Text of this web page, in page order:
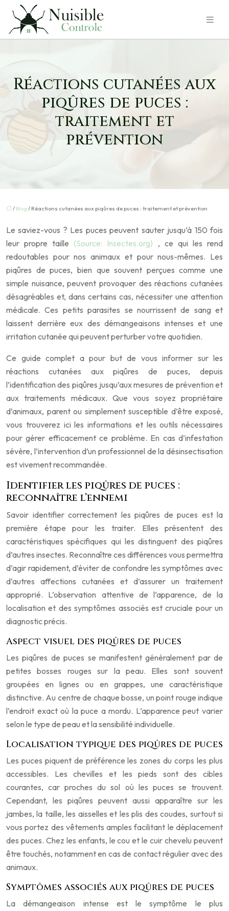
Réactions cutanées aux
piqûres de puces :
traitement et
prévention
/ Blog / Réactions cutanées aux piqûres de puces : traitement et prévention
Le saviez-vous ? Les puces peuvent sauter jusqu’à 150 fois
leur propre taille (Source: Insectes.org) , ce qui les rend
redoutables pour nos animaux et pour nous-mêmes. Les
piqûres de puces, bien que souvent perçues comme une
simple nuisance, peuvent provoquer des réactions cutanées
désagréables et, dans certains cas, nécessiter une attention
médicale. Ces petits parasites se nourrissent de sang et
laissent derrière eux des démangeaisons intenses et une
irritation cutanée qui peuvent perturber votre quotidien.
Ce guide complet a pour but de vous informer sur les
réactions cutanées aux piqûres de puces, depuis
l’identification des piqûres jusqu’aux mesures de prévention et
aux traitements médicaux. Que vous soyez propriétaire
d’animaux, parent ou simplement susceptible d’être exposé,
vous trouverez ici les informations et les outils nécessaires
pour gérer efficacement ce problème. En cas d’infestation
sévère, l’intervention d’un professionnel de la désinsectisation
est vivement recommandée.
Identifier les piqûres de puces :
reconnaître l’ennemi
Savoir identifier correctement les piqûres de puces est la
première étape pour les traiter. Elles présentent des
caractéristiques spécifiques qui les distinguent des piqûres
d’autres insectes. Reconnaître ces différences vous permettra
d’agir rapidement, d’éviter de confondre les symptômes avec
d’autres affections cutanées et d’assurer un traitement
approprié. L’observation attentive de l’apparence, de la
localisation et des symptômes associés est cruciale pour un
diagnostic précis.
Aspect visuel des piqûres de puces
Les piqûres de puces se manifestent généralement par de
petites bosses rouges sur la peau. Elles sont souvent
groupées en lignes ou en grappes, une caractéristique
distinctive. Au centre de chaque bosse, un point rouge indique
l’endroit exact où la puce a mordu. L’apparence peut varier
selon le type de peau et la sensibilité individuelle.
Localisation typique des piqûres de puces
Les puces piquent de préférence les zones du corps les plus
accessibles. Les chevilles et les pieds sont des cibles
courantes, car proches du sol où les puces se trouvent.
Cependant, les piqûres peuvent aussi apparaître sur les
jambes, la taille, les aisselles et les plis des coudes, surtout si
vous portez des vêtements amples facilitant le déplacement
des puces. Chez les enfants, le cou et le cuir chevelu peuvent
être touchés, notamment en cas de contact régulier avec des
animaux.
Symptômes associés aux piqûres de puces
La démangeaison intense est le symptôme le plus